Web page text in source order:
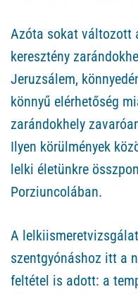
Azóta sokat változott
keresztény
Jeruzsálem,
könnyű elérhetőség
zarándokhely
Ilyen körülmények
lelki életünkre
Porziuncolában.
A
szentgyónáshoz itt a
feltétel is adott: a